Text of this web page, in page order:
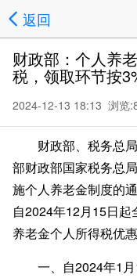
返回
财政部：个人养
税，领取环节按
2024-12-13 18:13 浏览:
财政部、税务总
部财政部国家税务总
施个人养老金制度的
自2024年12月15日
养老金个人所得税优
一、自2024年1